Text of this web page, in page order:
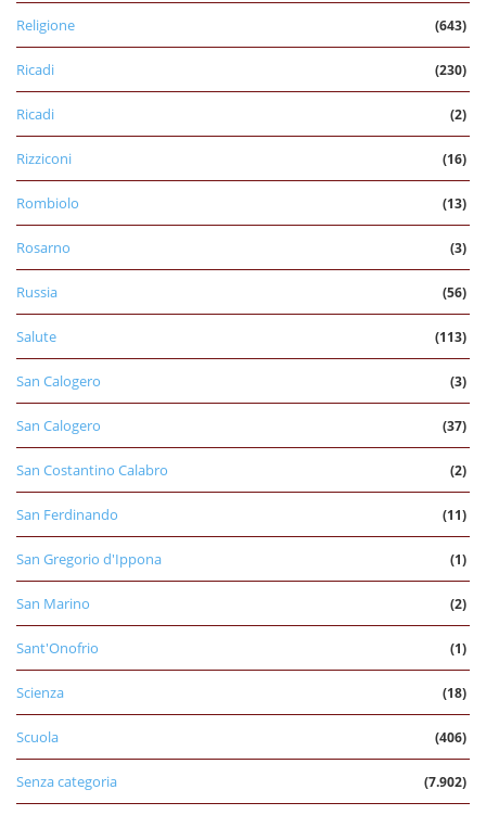
Religione (643)
Ricadi (230)
Ricadi (2)
Rizziconi (16)
Rombiolo (13)
Rosarno (3)
Russia (56)
Salute (113)
San Calogero (3)
San Calogero (37)
San Costantino Calabro (2)
San Ferdinando (11)
San Gregorio d'Ippona (1)
San Marino (2)
Sant'Onofrio (1)
Scienza (18)
Scuola (406)
Senza categoria (7.902)